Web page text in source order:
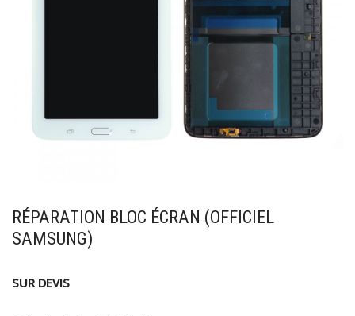
RÉPARATION BLOC ÉCRAN (OFFICIEL
SAMSUNG)
SUR DEVIS